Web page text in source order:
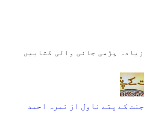
زیادہ پڑھی جانی والی کتابیں
جنت کے پتے ناول از نمرہ احمد